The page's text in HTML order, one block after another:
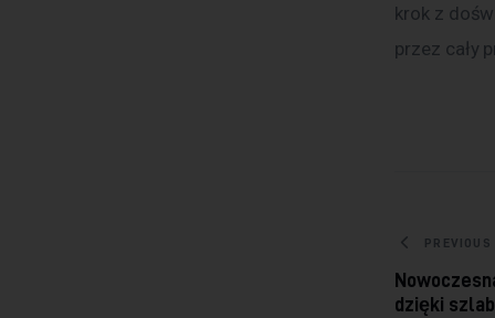
krok z
przez cały
PREVIOUS
dzięki